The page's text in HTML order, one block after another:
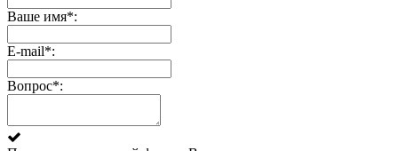
Ваше имя*:
E-mail*:
Вопрос*: